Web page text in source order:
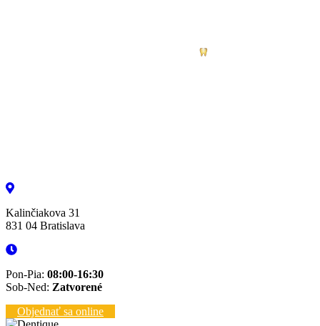
Kalinčiakova 31
831 04 Bratislava
Pon-Pia: 08:00-16:30
Sob-Ned: Zatvorené
Objednať sa online